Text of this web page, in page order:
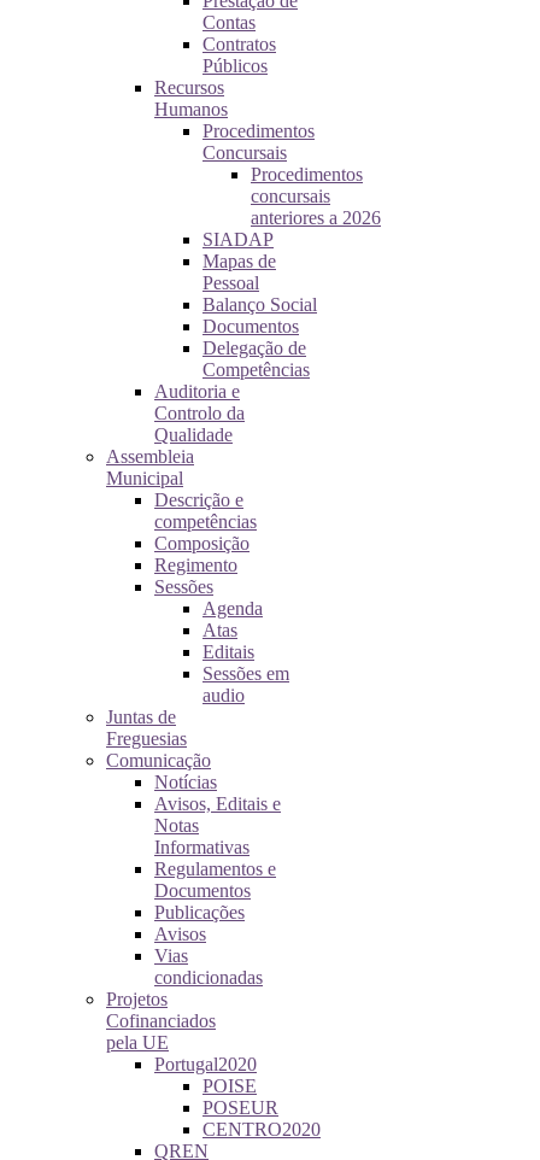
Contas
Contratos
Públicos
Recursos
Humanos
Procedimentos
Concursais
Procedimentos
concursais
anteriores a 2026
SIADAP
Mapas de
Pessoal
Balanço Social
Documentos
Delegação de
Competências
Auditoria e
Controlo da
Qualidade
Assembleia
Municipal
Descrição e
competências
Composição
Regimento
Sessões
Agenda
Atas
Editais
Sessões em
audio
Juntas de
Freguesias
Comunicação
Notícias
Avisos, Editais e
Notas
Informativas
Regulamentos e
Documentos
Publicações
Avisos
Vias
condicionadas
Projetos
Cofinanciados
pela UE
Portugal2020
POISE
POSEUR
CENTRO2020
QREN